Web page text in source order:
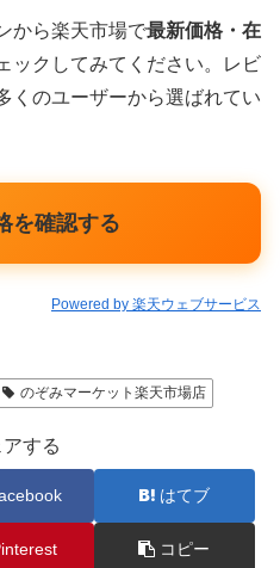
から楽天市場で最新価格・在
ックしてみてください。レビ
くのユーザーから選ばれてい
を確認する
Powered by 楽天ウェブサービス
のぞみマーケット楽天市場店
アする
はてブ
コピー